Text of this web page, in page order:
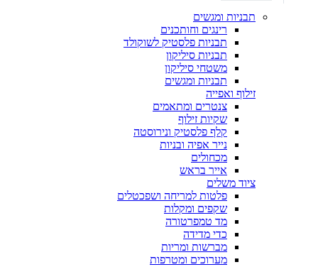
תבניות ומגשים
רינגים וחותכנים
תבניות פלסטיק לשוקולד
תבניות סיליקון
משטחי סיליקון
תבניות ומגשים
זילוף ואפייה
צנטרים ומתאמים
שקיות זילוף
קלף פלסטיק ונירוסטה
נייר אפיה ובניות
מכחולים
אייר בראש
ציוד משלים
פלטות למריחה ושפכטלים
שקפים ומקלות
מד טמפרטורה
כדי מדידה
מברשות ומריות
מערוכים ומטרפות